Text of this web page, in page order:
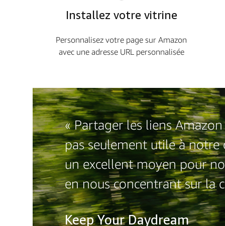
Installez votre vitrine
Personnalisez votre page sur Amazon
avec une adresse URL personnalisée
« Partager les liens
pas seulement utile à
un excellent moyen pour
en nous concentrant sur la
Keep Your Daydream